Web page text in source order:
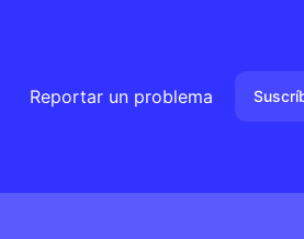
Reportar un problema